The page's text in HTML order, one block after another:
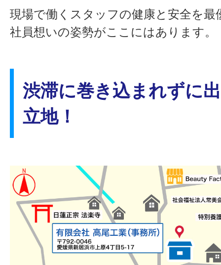
様々な 業務 があ
合った仕事
「何がしたいか見つからない…」
アタッチメント部分
などを、溶接
作業
重機を使って運ぶので体力に自
きる仕事です
現場で働くスタッフの健康と安全を最
社員想いの姿勢がここにはあります。
渋滞に巻き込まれずに
立地！